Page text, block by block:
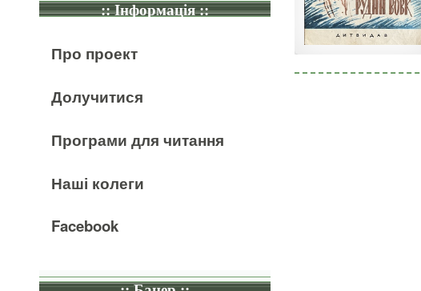
:: Інформація ::
Про проект
Долучитися
Програми для читання
Наші колеги
Facebook